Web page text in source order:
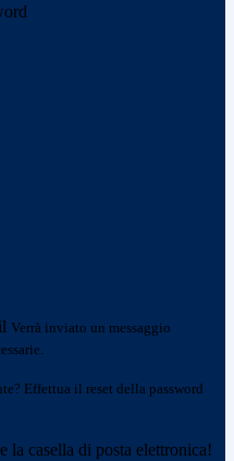
Verrà inviato un messaggio
Effettua il reset della password
la casella di posta elettronica!